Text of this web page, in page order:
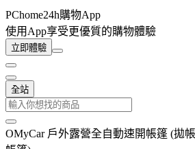
PChome24h購物App
使用App享受更優質的購物體驗
立即體驗
全站
OMyCar 戶外露營全自動速開帳篷 (拋